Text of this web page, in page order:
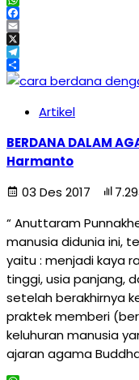
WhatsApp
Facebook
Email
X
Telegram
Share
Artikel
BERDANA DALAM
Harmanto
03 Des 2017
“ Anuttaram
manusia didunia ini,
yaitu : menjadi kaya
tinggi, usia panjang,
setelah berakhirnya
praktek memberi
keluhuran manusia
ajaran agama